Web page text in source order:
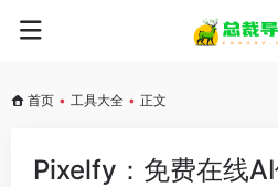
首页 • 工具大全 • 正文
Pixelfy：免费在线